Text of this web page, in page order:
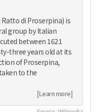
di Proserpina) is
group by Italian
between 1621
three years old at its
of Proserpina,
to the
[Learn more]